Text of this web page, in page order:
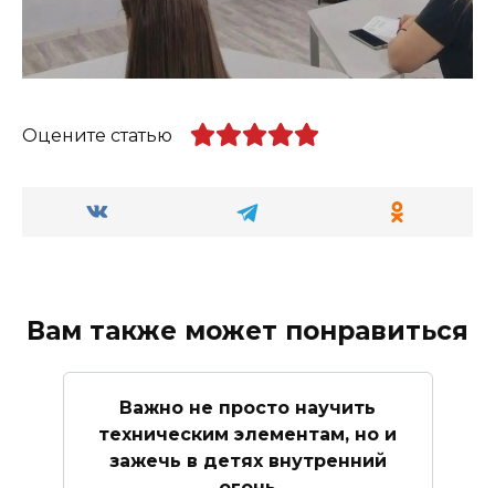
Оцените статью
Вам также может понравиться
Важно не просто научить
техническим элементам, но и
зажечь в детях внутренний